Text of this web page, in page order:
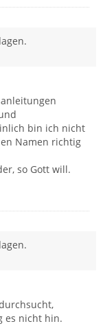
bin ich nicht
Namen richtig
so Gott will.
es nicht hin.